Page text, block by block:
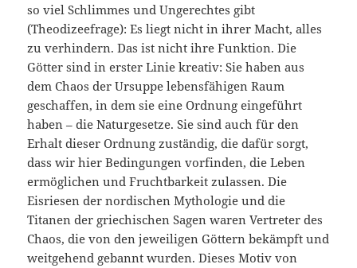
so viel Schlimmes und Ungerechtes gibt
(Theodizeefrage): Es liegt nicht in ihrer Macht, alles
zu verhindern. Das ist nicht ihre Funktion. Die
Götter sind in erster Linie kreativ: Sie haben aus
dem Chaos der Ursuppe lebensfähigen Raum
geschaffen, in dem sie eine Ordnung eingeführt
haben – die Naturgesetze. Sie sind auch für den
Erhalt dieser Ordnung zuständig, die dafür sorgt,
dass wir hier Bedingungen vorfinden, die Leben
ermöglichen und Fruchtbarkeit zulassen. Die
Eisriesen der nordischen Mythologie und die
Titanen der griechischen Sagen waren Vertreter des
Chaos, die von den jeweiligen Göttern bekämpft und
weitgehend gebannt wurden. Dieses Motiv von